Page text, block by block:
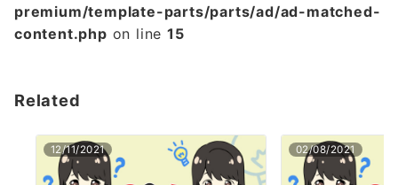
premium/template-parts/parts/ad/ad-matched-
content.php on line15
Related
12/11/2021 02/08/2021